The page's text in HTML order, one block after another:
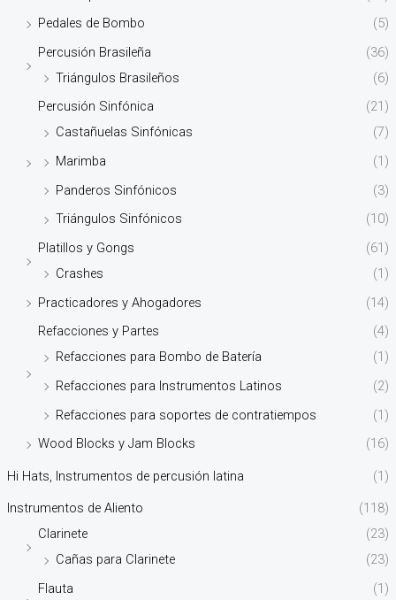
Pedales de Bombo
(5)
Percusión Brasileña
(36)
Triángulos Brasileños
(6)
Percusión Sinfónica
(21)
Castañuelas Sinfónicas
(7)
Marimba
(1)
Panderos Sinfónicos
(3)
Triángulos Sinfónicos
(10)
Platillos y Gongs
(61)
Crashes
(1)
Practicadores y Ahogadores
(14)
Refacciones y Partes
(4)
Refacciones para Bombo de Batería
(1)
Refacciones para Instrumentos Latinos
(2)
Refacciones para soportes de contratiempos
(1)
Wood Blocks y Jam Blocks
(16)
Hi Hats, Instrumentos de percusión latina (1)
Instrumentos de Aliento
(118)
Clarinete
(23)
Cañas para Clarinete
(23)
Flauta
(1)